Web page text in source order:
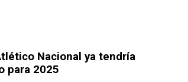
Nacional ya tendría
para 2025